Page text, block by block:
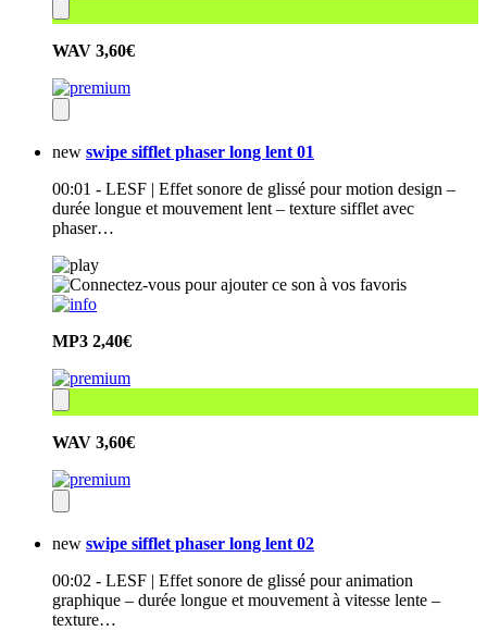
WAV 3,60€
new swipe sifflet phaser long lent 01
00:01 - LESF | Effet sonore de glissé pour motion design –
durée longue et mouvement lent – texture sifflet avec
phaser…
MP3 2,40€
WAV 3,60€
new swipe sifflet phaser long lent 02
00:02 - LESF | Effet sonore de glissé pour animation
graphique – durée longue et mouvement à vitesse lente –
texture…